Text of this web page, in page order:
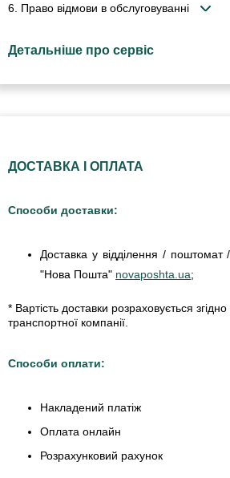
6. Право відмови в обслуговуванні
Детальніше про сервіс
ДОСТАВКА І ОПЛАТА
Способи доставки:
Доставка у відділення /
"Нова Пошта" novaposhta.ua;
* Вартість доставки розраховується
транспортної компанії.
Способи оплати:
Накладений платіж
Оплата онлайн
Розрахунковий рахунок